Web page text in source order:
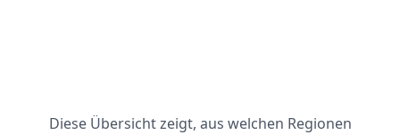
Diese Übersicht zeigt, aus welchen Regionen